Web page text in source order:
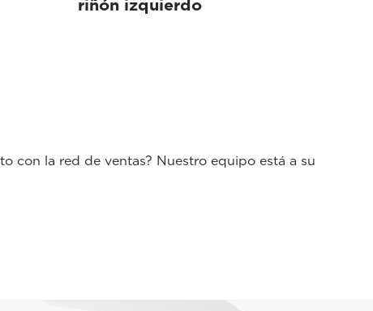
riñón izquierdo
con la red de ventas? Nuestro equipo está a su